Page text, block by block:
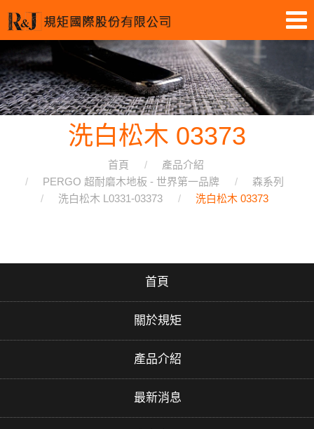
洗白松木 03373
首頁
產品介紹
PERGO 超耐磨木地板 - 世界第一品牌
森系列
洗白松木 L0331-03373
洗白松木 03373
首頁
關於規矩
產品介紹
最新消息